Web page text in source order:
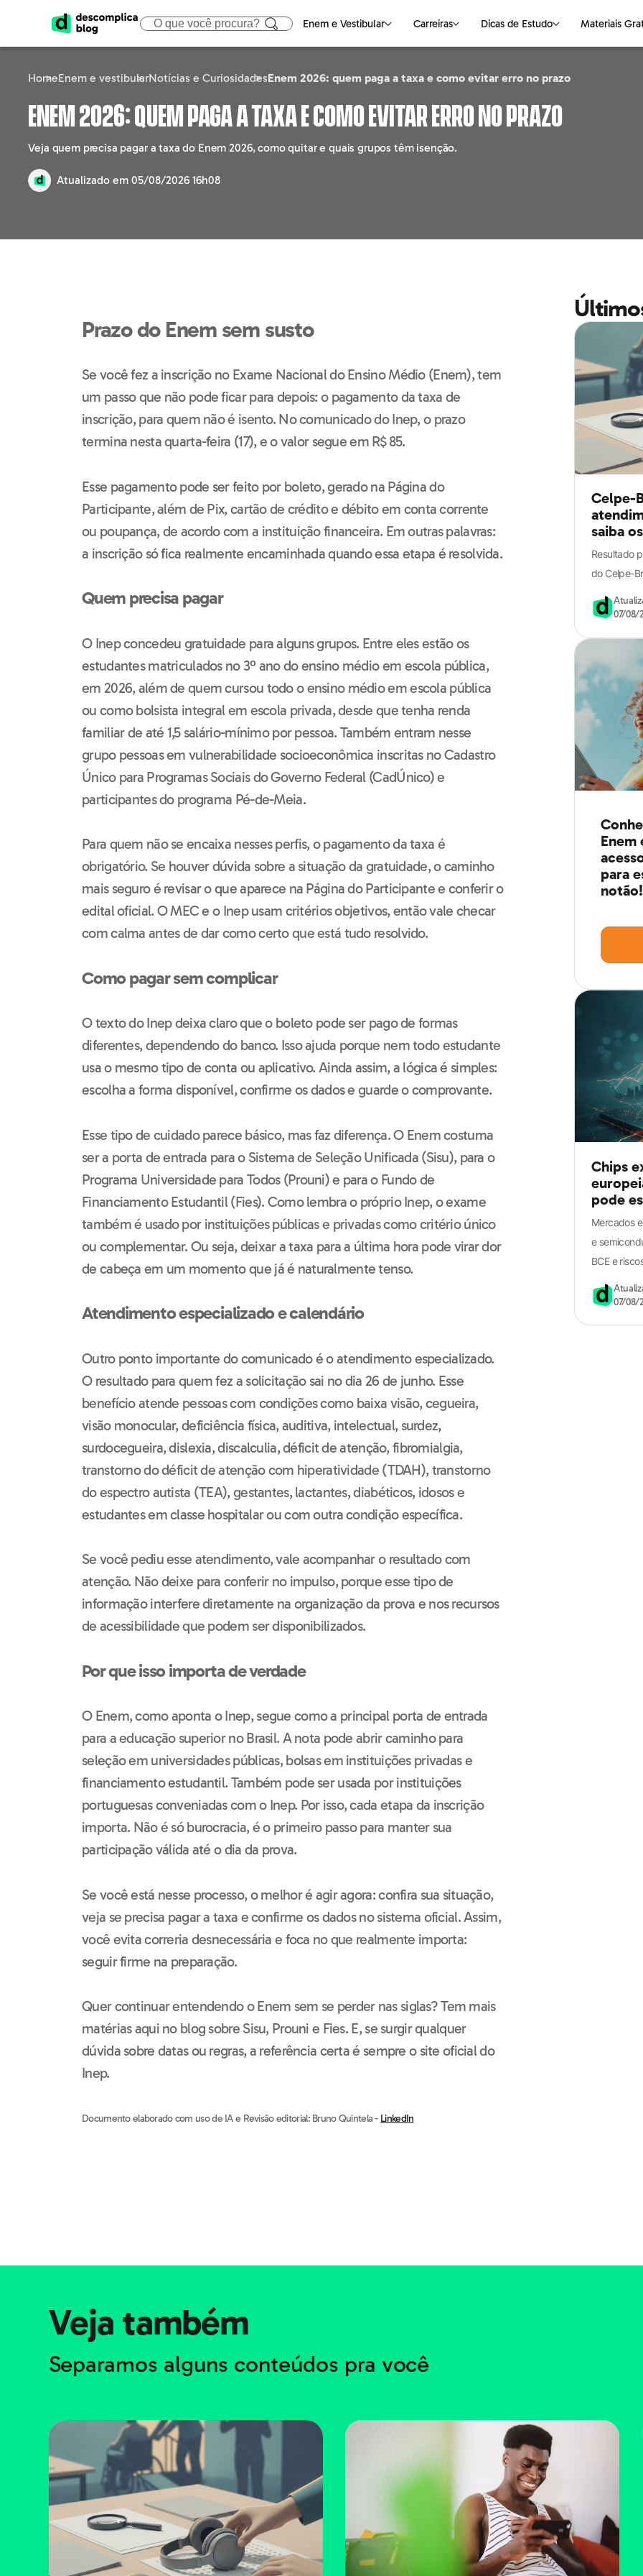
Enem e Vestibular
ENEM
Calendário
Gabaritos e Resultados
Sisu
Fies
VESTIBULAR
Medicina
Universidades
Carreiras
ÁREAS DE ESTUDO
Tecnologia
Marketing
Engenharia
OUTROS ASSUNTOS
Faculdade
Pós-graduação
Parceiros
Dicas de Estudo
CIÊNCIAS HUMANAS
Filosofia
Sociologia
Atualidades
CIÊNCIAS DA NATUREZA
Biologia
Física
LINGUAGENS
Português
Espanhol
Materiais
HomeEnem e vestibularNotícias e CuriosidadesEnem 2026: quem paga a taxa e como evitar erro no prazo
Enem 2026: quem paga a taxa e como evitar erro no prazo
Veja quem precisa pagar a taxa do Enem 2026, como quitar e quais grupos têm isenção.
Atualizado em 05/08/2026 16h08
Prazo do Enem sem susto
Se você fez a inscrição no Exame Nacional do Ensino Médio (Enem), tem
um passo que não pode ficar para depois: o pagamento da taxa de
inscrição, para quem não é isento. No comunicado do Inep, o prazo
termina nesta quarta-feira (17), e o valor segue em R$ 85.
Esse pagamento pode ser feito por boleto, gerado na Página do
Participante, além de Pix, cartão de crédito e débito em conta corrente
ou poupança, de acordo com a instituição financeira. Em outras palavras:
a inscrição só fica realmente encaminhada quando essa etapa é resolvida.
Quem precisa pagar
O Inep concedeu gratuidade para alguns grupos. Entre eles estão os
estudantes matriculados no 3º ano do ensino médio em escola pública,
em 2026, além de quem cursou todo o ensino médio em escola pública
ou como bolsista integral em escola privada, desde que tenha renda
familiar de até 1,5 salário-mínimo por pessoa. Também entram nesse
grupo pessoas em vulnerabilidade socioeconômica inscritas no Cadastro
Único para Programas Sociais do Governo Federal (CadÚnico) e
participantes do programa Pé-de-Meia.
Para quem não se encaixa nesses perfis, o pagamento da taxa é
obrigatório. Se houver dúvida sobre a situação da gratuidade, o caminho
mais seguro é revisar o que aparece na Página do Participante e conferir o
edital oficial. O MEC e o Inep usam critérios objetivos, então vale checar
com calma antes de dar como certo que está tudo resolvido.
Como pagar sem complicar
O texto do Inep deixa claro que o boleto pode ser pago de formas
diferentes, dependendo do banco. Isso ajuda porque nem todo estudante
usa o mesmo tipo de conta ou aplicativo. Ainda assim, a lógica é simples:
escolha a forma disponível, confirme os dados e guarde o comprovante.
Esse tipo de cuidado parece básico, mas faz diferença. O Enem costuma
ser a porta de entrada para o Sistema de Seleção Unificada (Sisu), para o
Programa Universidade para Todos (Prouni) e para o Fundo de
Financiamento Estudantil (Fies). Como lembra o próprio Inep, o exame
também é usado por instituições públicas e privadas como critério único
ou complementar. Ou seja, deixar a taxa para a última hora pode virar dor
de cabeça em um momento que já é naturalmente tenso.
Atendimento especializado e calendário
Outro ponto importante do comunicado é o atendimento especializado.
O resultado para quem fez a solicitação sai no dia 26 de junho. Esse
benefício atende pessoas com condições como baixa visão, cegueira,
visão monocular, deficiência física, auditiva, intelectual, surdez,
surdocegueira, dislexia, discalculia, déficit de atenção, fibromialgia,
transtorno do déficit de atenção com hiperatividade (TDAH), transtorno
do espectro autista (TEA), gestantes, lactantes, diabéticos, idosos e
estudantes em classe hospitalar ou com outra condição específica.
Se você pediu esse atendimento, vale acompanhar o resultado com
atenção. Não deixe para conferir no impulso, porque esse tipo de
informação interfere diretamente na organização da prova e nos recursos
de acessibilidade que podem ser disponibilizados.
Por que isso importa de verdade
O Enem, como aponta o Inep, segue como a principal porta de entrada
para a educação superior no Brasil. A nota pode abrir caminho para
seleção em universidades públicas, bolsas em instituições privadas e
financiamento estudantil. Também pode ser usada por instituições
portuguesas conveniadas com o Inep. Por isso, cada etapa da inscrição
importa. Não é só burocracia, é o primeiro passo para manter sua
participação válida até o dia da prova.
Se você está nesse processo, o melhor é agir agora: confira sua situação,
veja se precisa pagar a taxa e confirme os dados no sistema oficial. Assim,
você evita correria desnecessária e foca no que realmente importa:
seguir firme na preparação.
Quer continuar entendendo o Enem sem se perder nas siglas? Tem mais
matérias aqui no blog sobre Sisu, Prouni e Fies. E, se surgir qualquer
dúvida sobre datas ou regras, a referência certa é sempre o site oficial do
Inep.
Documento elaborado com uso de IA e Revisão editorial: Bruno Quintela - LinkedIn
Celpe-
saiba
Resultado
do Celpe-
07/08/
Enem
para
notão!
Chips
pode
Mercados
e
BCE e
07/08/
Veja também
Separamos alguns conteúdos pra você